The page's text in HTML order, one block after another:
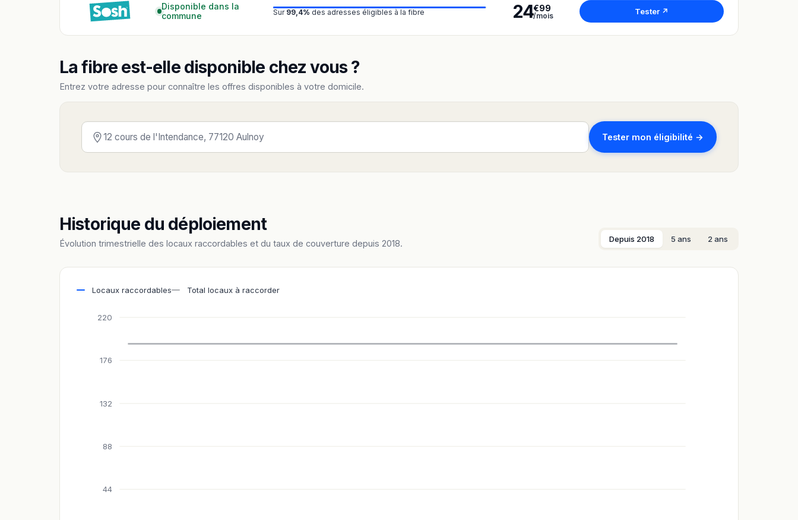
Disponible dans la
commune
Sur 99,4% des adresses éligibles à la fibre 24€99
/mois Tester ↗
La fibre est-elle disponible chez vous ?
Entrez votre adresse pour connaître les offres disponibles à votre domicile.
Tester mon éligibilité →
Historique du déploiement
Évolution trimestrielle des locaux raccordables et du taux de couverture depuis 2018. Depuis 2018 5 ans 2 ans
Locaux raccordables Total locaux à raccorder
44
88
132
176
220